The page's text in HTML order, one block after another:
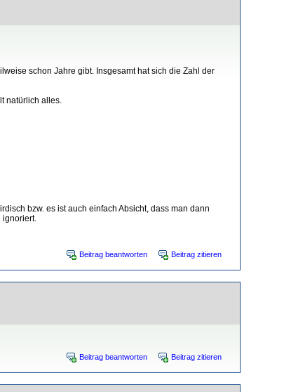
schon Jahre gibt. Insgesamt hat sich die Zahl der
natürlich alles.
bzw. es ist auch einfach Absicht, dass man dann
Beitrag beantworten Beitrag zitieren
Beitrag beantworten Beitrag zitieren